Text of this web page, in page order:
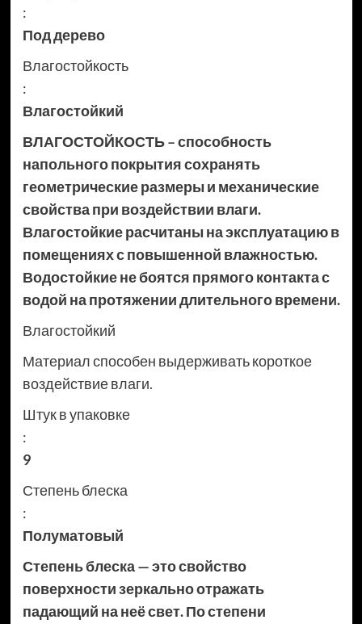
:
Под дерево
Влагостойкость
:
Влагостойкий
ВЛАГОСТОЙКОСТЬ – способность
напольного покрытия сохранять
геометрические размеры и механические
свойства при воздействии влаги.
Влагостойкие расчитаны на эксплуатацию в
помещениях с повышенной влажностью.
Водостойкие не боятся прямого контакта с
водой на протяжении длительного времени.
Влагостойкий
Материал способен выдерживать короткое
воздействие влаги.
Штук в упаковке
:
9
Степень блеска
:
Полуматовый
Степень блеска — это свойство
поверхности зеркально отражать
падающий на неё свет. По степени